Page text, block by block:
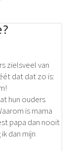
zielsveel van
dat dat zo is:
hun ouders
is mama
papa dan nooit
dan mijn